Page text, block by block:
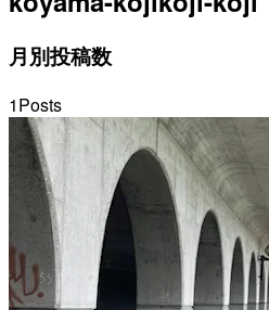
月別投稿数
1Posts